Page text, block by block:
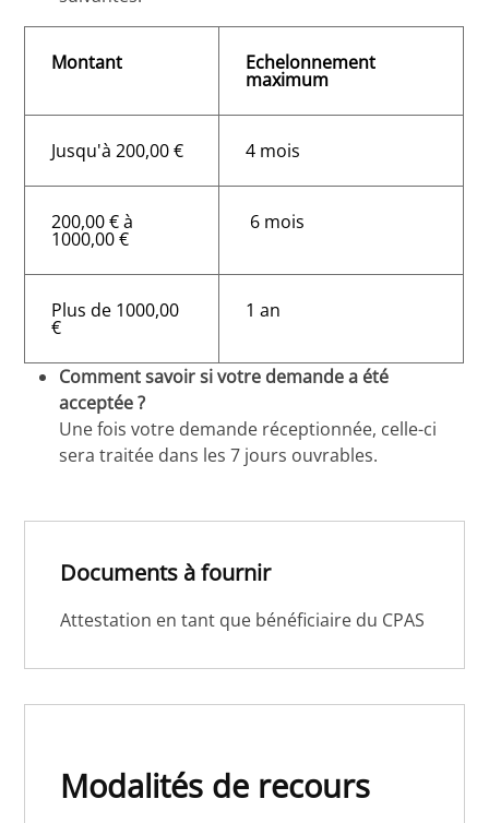
Montant Echelonnement
maximum
Jusqu'à 200,00 € 4 mois
200,00 € à
1000,00 €
6 mois
Plus de 1000,00
€
1 an
Comment savoir si votre demande a été
acceptée ?
Une fois votre demande réceptionnée, celle-ci
sera traitée dans les 7 jours ouvrables.
Documents à fournir
Attestation en tant que bénéficiaire du CPAS
Modalités de recours